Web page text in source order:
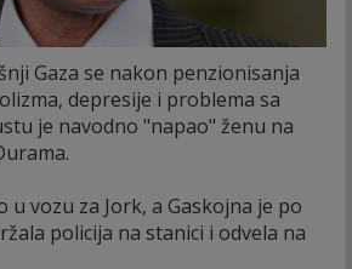
Gaza se nakon penzionisanja
depresije i problema sa
je navodno "napao" ženu na
u vozu za Jork, a Gaskojna je po
policija na stanici i odvela na